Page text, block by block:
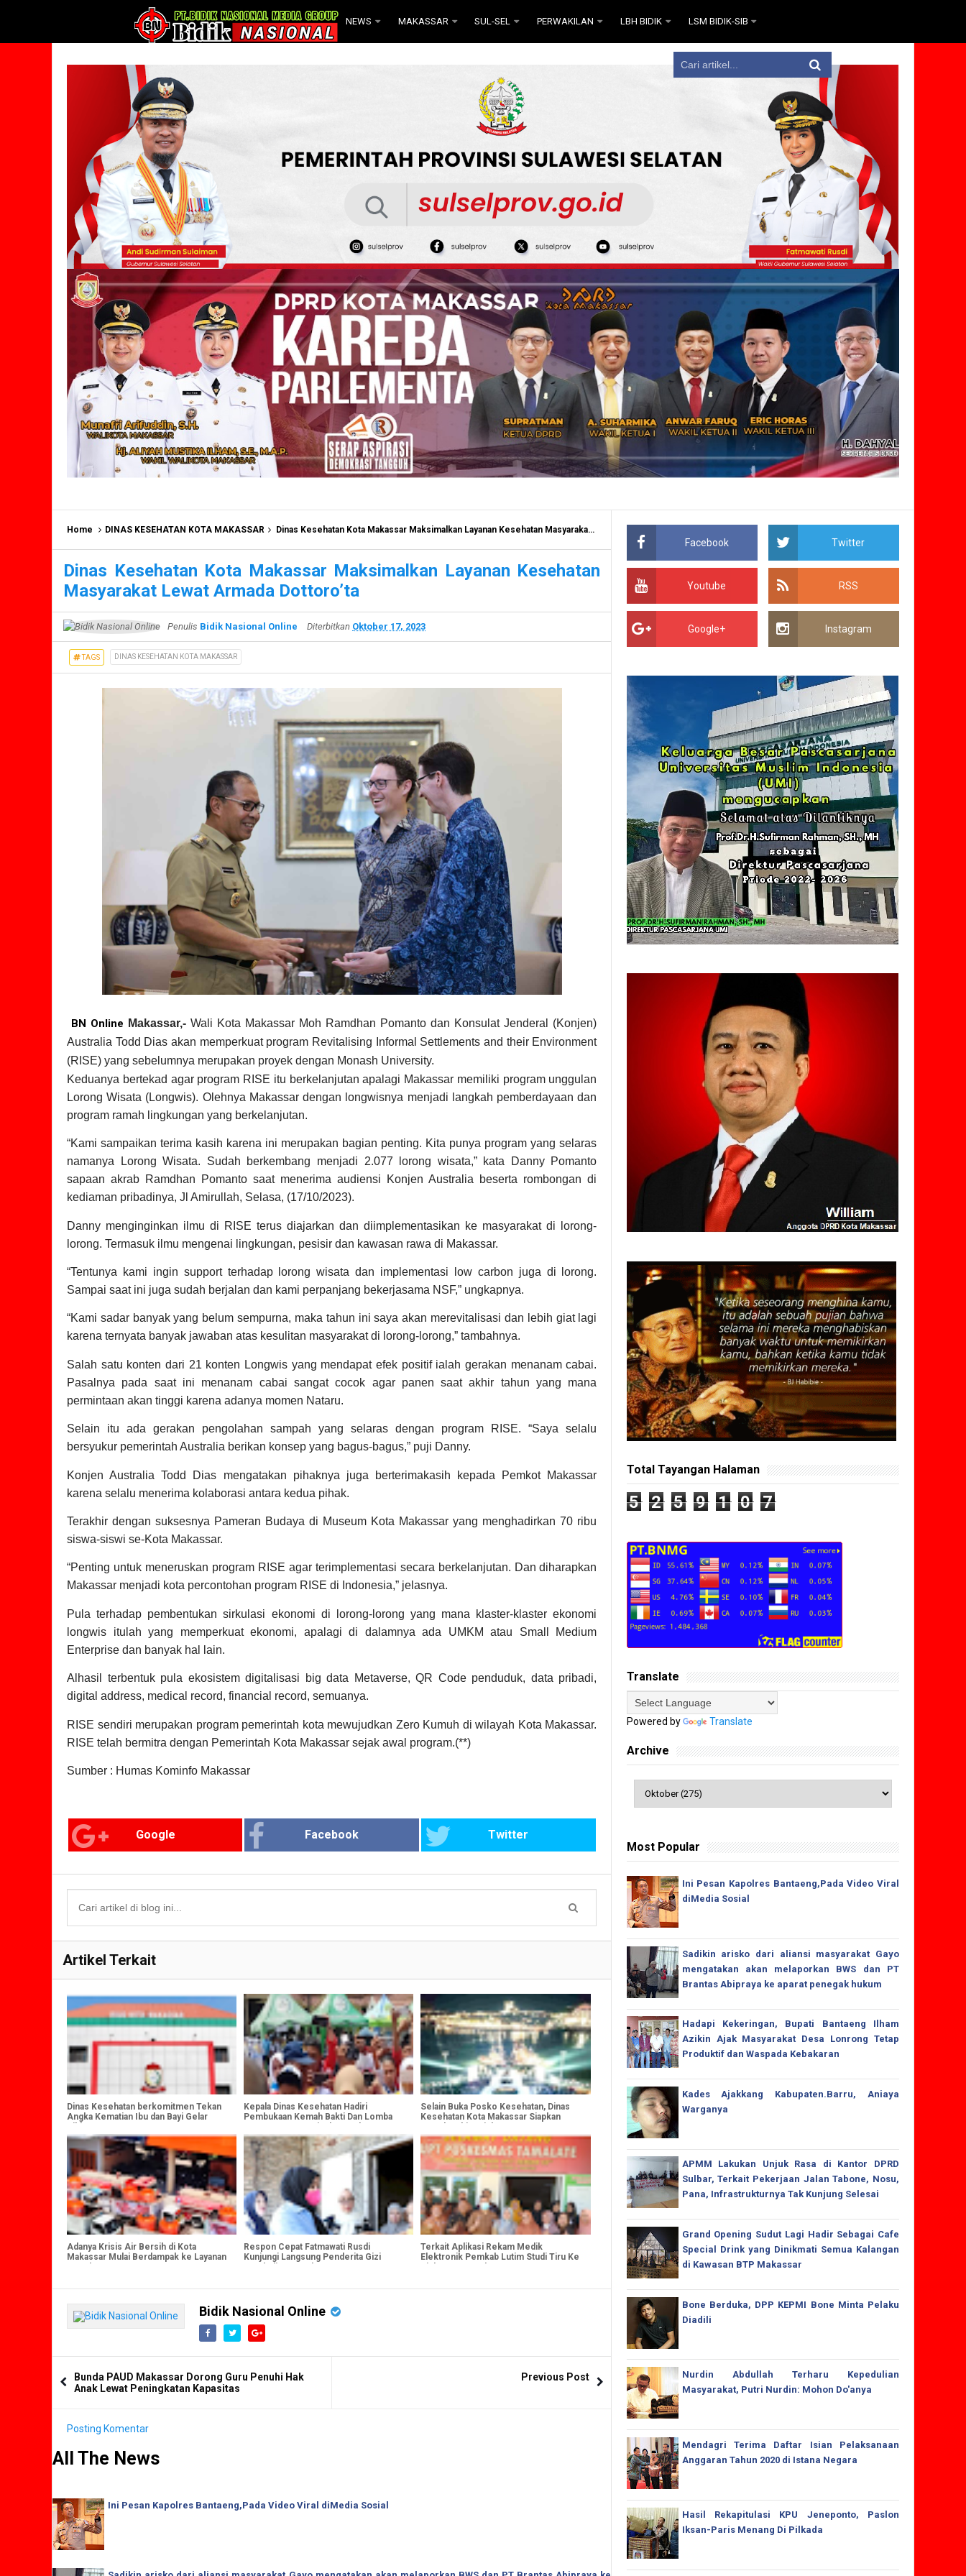
NEWS MAKASSAR SUL-SEL PERWAKILAN LBH BIDIK LSM BIDIK-SIB
Home DINAS KESEHATAN KOTA MAKASSAR Dinas Kesehatan Kota Makassar Maksimalkan Layanan Kesehatan Masyarakat Lewat Armada Dottoro’ta
Dinas Kesehatan Kota Makassar Maksimalkan Layanan Kesehatan
Masyarakat Lewat Armada Dottoro’ta
Penulis Bidik Nasional Online Diterbitkan Oktober 17, 2023
TAGS DINAS KESEHATAN KOTA MAKASSAR
BN Online Makassar,-Wali Kota Makassar Moh Ramdhan Pomanto dan Konsulat Jenderal (Konjen)
Australia Todd Dias akan memperkuat program Revitalising Informal Settlements and their Environment
(RISE) yang sebelumnya merupakan proyek dengan Monash University.
Keduanya bertekad agar program RISE itu berkelanjutan apalagi Makassar memiliki program unggulan
Lorong Wisata (Longwis). Olehnya Makassar dengan longwisnya menjadi langkah pemberdayaan dan
program ramah lingkungan yang berkelanjutan.
“Kami sampaikan terima kasih karena ini merupakan bagian penting. Kita punya program yang selaras
namanya Lorong Wisata. Sudah berkembang menjadi 2.077 lorong wisata,” kata Danny Pomanto
sapaan akrab Ramdhan Pomanto saat menerima audiensi Konjen Australia beserta rombongan di
kediaman pribadinya, Jl Amirullah, Selasa, (17/10/2023).
Danny menginginkan ilmu di RISE terus diajarkan dan diimplementasikan ke masyarakat di lorong-
lorong. Termasuk ilmu mengenai lingkungan, pesisir dan kawasan rawa di Makassar.
“Tentunya kami ingin support terhadap lorong wisata dan implementasi low carbon juga di lorong.
Sampai saat ini juga sudah berjalan dan kami perpanjang bekerjasama NSF,” ungkapnya.
“Kami sadar banyak yang belum sempurna, maka tahun ini saya akan merevitalisasi dan lebih giat lagi
karena ternyata banyak jawaban atas kesulitan masyarakat di lorong-lorong,” tambahnya.
Salah satu konten dari 21 konten Longwis yang mendapat efek positif ialah gerakan menanam cabai.
Pasalnya pada saat ini menanam cabai sangat cocok agar panen saat akhir tahun yang mana
permintaan akan tinggi karena adanya momen Nataru.
Selain itu ada gerakan pengolahan sampah yang selaras dengan program RISE. “Saya selalu
bersyukur pemerintah Australia berikan konsep yang bagus-bagus,” puji Danny.
Konjen Australia Todd Dias mengatakan pihaknya juga berterimakasih kepada Pemkot Makassar
karena selalu menerima kolaborasi antara kedua pihak.
Terakhir dengan suksesnya Pameran Budaya di Museum Kota Makassar yang menghadirkan 70 ribu
siswa-siswi se-Kota Makassar.
“Penting untuk meneruskan program RISE agar terimplementasi secara berkelanjutan. Dan diharapkan
Makassar menjadi kota percontohan program RISE di Indonesia,” jelasnya.
Pula terhadap pembentukan sirkulasi ekonomi di lorong-lorong yang mana klaster-klaster ekonomi
longwis itulah yang memperkuat ekonomi, apalagi di dalamnya ada UMKM atau Small Medium
Enterprise dan banyak hal lain.
Alhasil terbentuk pula ekosistem digitalisasi big data Metaverse, QR Code penduduk, data pribadi,
digital address, medical record, financial record, semuanya.
RISE sendiri merupakan program pemerintah kota mewujudkan Zero Kumuh di wilayah Kota Makassar.
RISE telah bermitra dengan Pemerintah Kota Makassar sejak awal program.(**)
Sumber : Humas Kominfo Makassar
Google Facebook Twitter
Artikel Terkait
Dinas Kesehatan berkomitmen Tekan
Angka Kematian Ibu dan Bayi Gelar
Makassar
Kepala Dinas Kesehatan Hadiri
Pembukaan Kemah Bakti Dan Lomba
Wira Se-Sulawesi Selatan
Selain Buka Posko Kesehatan, Dinas
Kesehatan Kota Makassar Siapkan
Adanya Krisis Air Bersih di Kota
Makassar Mulai Berdampak ke Layanan
Respon Cepat Fatmawati Rusdi
Kunjungi Langsung Penderita Gizi
Terkait Aplikasi Rekam Medik
Elektronik Pemkab Lutim Studi Tiru Ke
Bidik Nasional Online
Bunda PAUD Makassar Dorong Guru Penuhi Hak
Anak Lewat Peningkatan Kapasitas
Previous Post
Posting Komentar
All The News
Ini Pesan Kapolres Bantaeng,Pada Video Viral diMedia Sosial
Facebook Twitter
Youtube RSS
Google+ Instagram
Total Tayangan Halaman
5 2 5 9 1 0 7
Translate
Powered by Translate
Archive
Most Popular
Ini Pesan Kapolres Bantaeng,Pada Video Viral
diMedia Sosial
Sadikin arisko dari aliansi masyarakat Gayo
mengatakan akan melaporkan BWS dan PT
Brantas Abipraya ke aparat penegak hukum
Hadapi Kekeringan, Bupati Bantaeng Ilham
Azikin Ajak Masyarakat Desa Lonrong Tetap
Produktif dan Waspada Kebakaran
Kades Ajakkang Kabupaten.Barru, Aniaya
Warganya
APMM Lakukan Unjuk Rasa di Kantor DPRD
Sulbar, Terkait Pekerjaan Jalan Tabone, Nosu,
Pana, Infrastrukturnya Tak Kunjung Selesai
Grand Opening Sudut Lagi Hadir Sebagai Cafe
Special Drink yang Dinikmati Semua Kalangan
di Kawasan BTP Makassar
Bone Berduka, DPP KEPMI Bone Minta Pelaku
Diadili
Nurdin Abdullah Terharu Kepedulian
Masyarakat, Putri Nurdin: Mohon Do'anya
Mendagri Terima Daftar Isian Pelaksanaan
Anggaran Tahun 2020 di Istana Negara
Hasil Rekapitulasi KPU Jeneponto, Paslon
Iksan-Paris Menang Di Pilkada